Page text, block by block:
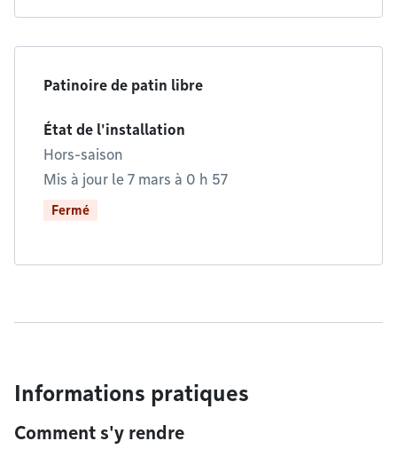
Patinoire de patin libre
État de l'installation
Hors-saison
Mis à jour le 7 mars à 0 h 57
Fermé
Informations pratiques
Comment s'y rendre